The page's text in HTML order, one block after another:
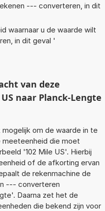
--- converteren, in dit
waarnaar u de waarde wilt
in dit geval '
van deze
naar Planck-Lengte
om de waarde in te
die moet
'102 Mile US'. Hierbij
of de afkorting ervan
de rekenmachine de
--- converteren
Daarna zet het de
die bekend zijn voor